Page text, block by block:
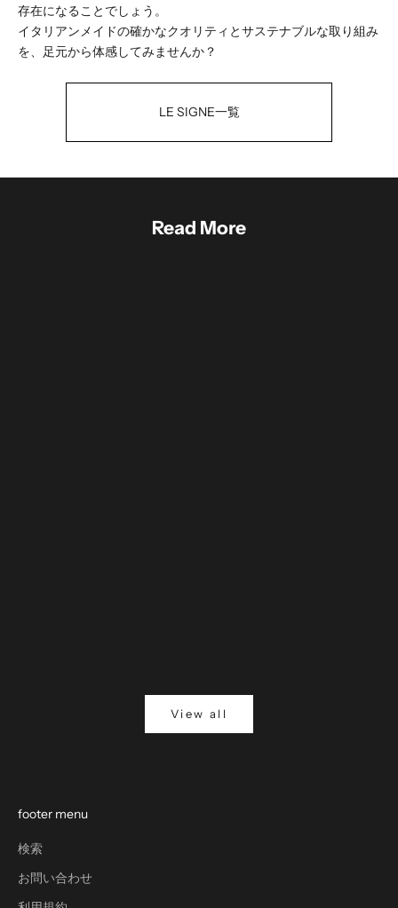
存在になることでしょう。
イタリアンメイドの確かなクオリティとサステナブルな取り組み
を、足元から体感してみませんか？
LE SIGNE一覧
Read More
View all
footer menu
検索
お問い合わせ